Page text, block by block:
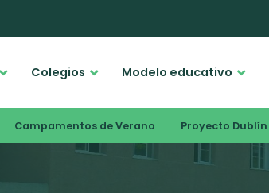
Colegios Modelo educativo
Campamentos de Verano Proyecto Dublín